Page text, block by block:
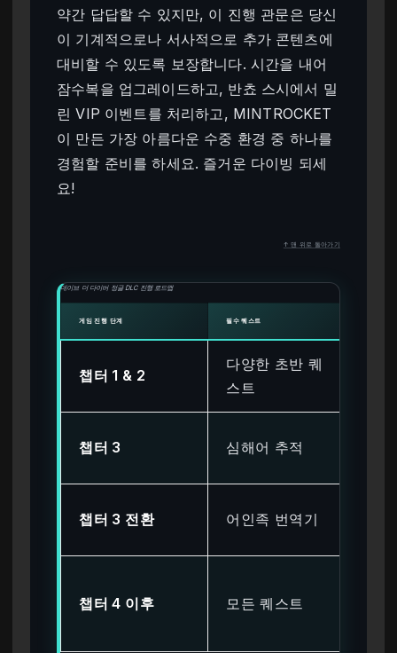
약간 답답할 수 있지만, 이 진행 관문은 당신
이 기계적으로나 서사적으로 추가 콘텐츠에
대비할 수 있도록 보장합니다. 시간을 내어
잠수복을 업그레이드하고, 반쵸 스시에서 밀
린 VIP 이벤트를 처리하고, MINTROCKET
이 만든 가장 아름다운 수중 환경 중 하나를
경험할 준비를 하세요. 즐거운 다이빙 되세
요!
↑ 맨 위로 돌아가기
데이브 더 다이버 정글 DLC 진행 로드맵
게임 진행 단계 필수 퀘스트
챕터 1 & 2
다양한 초반 퀘
스트
챕터 3 심해어 추적
챕터 3 전환 어인족 번역기
챕터 4 이후 모든 퀘스트